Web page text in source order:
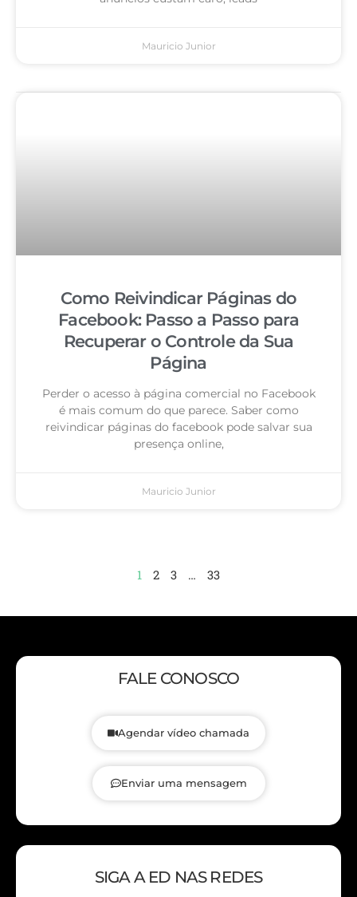
Mauricio Junior
Como Reivindicar Páginas do
Facebook: Passo a Passo para
Recuperar o Controle da Sua
Página
Perder o acesso à página comercial no Facebook
é mais comum do que parece. Saber como
reivindicar páginas do facebook pode salvar sua
presença online,
Mauricio Junior
1 2 3 … 33
FALE CONOSCO
Agendar vídeo chamada
Enviar uma mensagem
SIGA A ED NAS REDES